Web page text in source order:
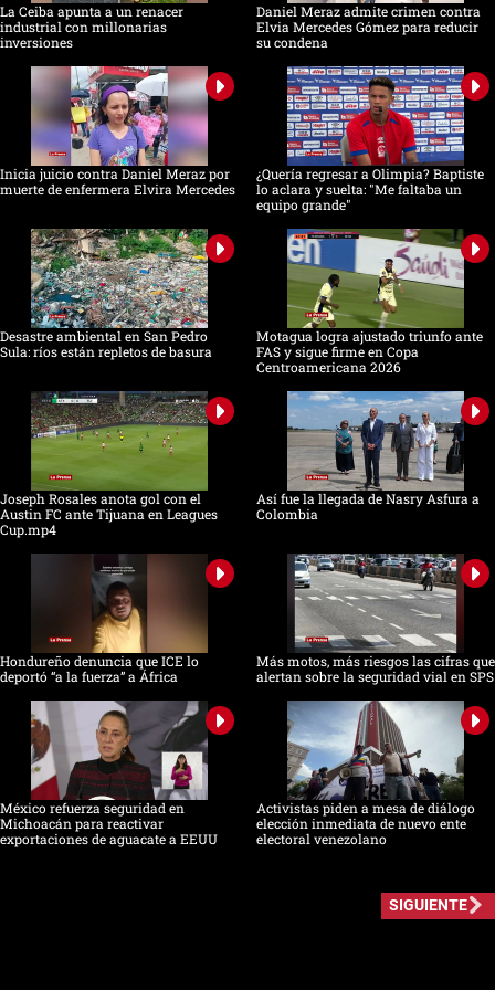
La Ceiba apunta a un renacer
industrial con millonarias
inversiones
Daniel Meraz admite crimen contra
Elvia Mercedes Gómez para reducir
su condena
Inicia juicio contra Daniel Meraz por
muerte de enfermera Elvira Mercedes
¿Quería regresar a Olimpia? Baptiste
lo aclara y suelta: "Me faltaba un
equipo grande"
Desastre ambiental en San Pedro
Sula: ríos están repletos de basura
Motagua logra ajustado triunfo ante
FAS y sigue firme en Copa
Centroamericana 2026
Joseph Rosales anota gol con el
Austin FC ante Tijuana en Leagues
Cup.mp4
Así fue la llegada de Nasry Asfura a
Colombia
Hondureño denuncia que ICE lo
deportó “a la fuerza” a África
Más motos, más riesgos las cifras que
alertan sobre la seguridad vial en SPS
México refuerza seguridad en
Michoacán para reactivar
exportaciones de aguacate a EEUU
Activistas piden a mesa de diálogo
elección inmediata de nuevo ente
electoral venezolano
SIGUIENTE